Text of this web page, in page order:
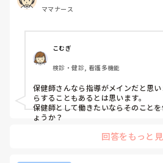
ママナース
こむぎ
検診・健診, 看護多機能
保健師さんなら指導がメインだと思
らすることもあるとは思います。
保健師として働きたいならそのこと
ょうか？
回答をもっと